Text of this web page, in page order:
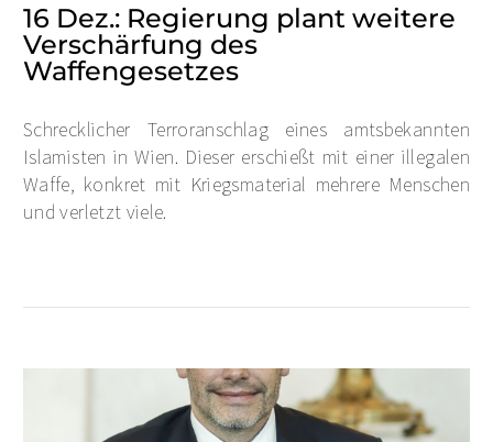
16 Dez.: Regierung plant weitere
Verschärfung des
Waffengesetzes
Schrecklicher Terroranschlag eines amtsbekannten
Islamisten in Wien. Dieser erschießt mit einer illegalen
Waffe, konkret mit Kriegsmaterial mehrere Menschen
und verletzt viele.